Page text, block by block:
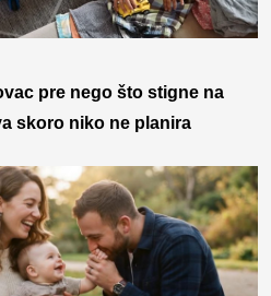
pre nego što stigne na
skoro niko ne planira